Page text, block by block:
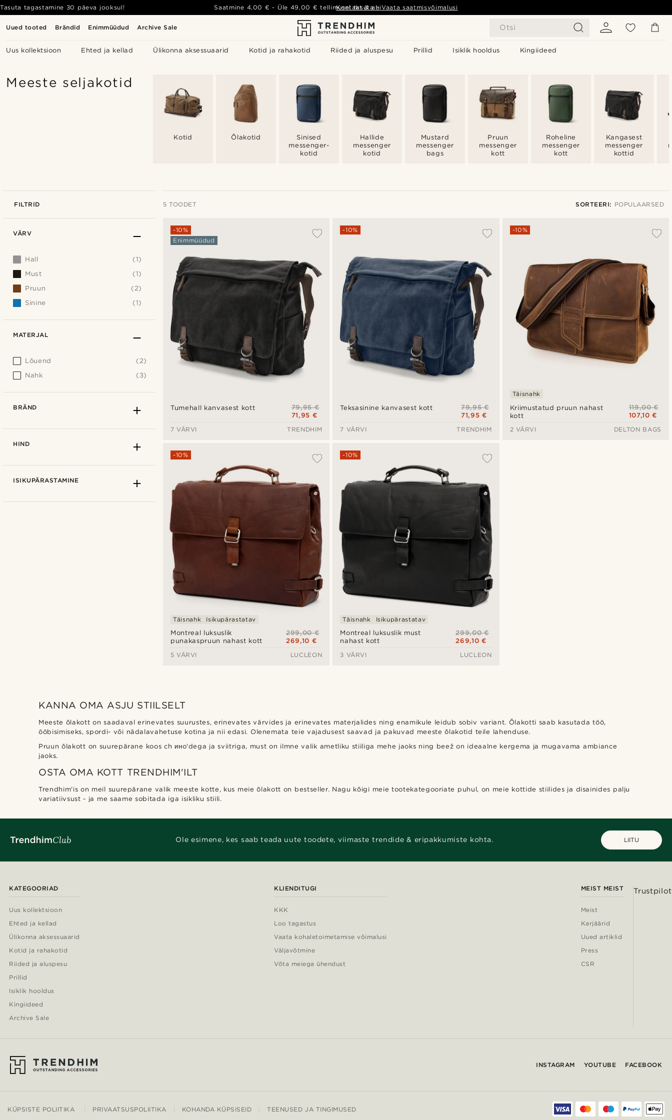
Uued tooted Brändid Enimmüüdud Archive Sale Otsi
Uus kollektsioon Ehted ja kellad Ülikonna aksessuaarid Kotid ja rahakotid Riided ja aluspesu Prillid Isiklik hooldus Kingiideed
Tasuta tagastamine 30 päeva jooksul! Saatmine 4,00 € - Üle 49,00 € tellimusel tasuta- Vaata saatmisvõimalusi
Kontakt & abi
Meeste seljakotid
Kotid Õlakotid
Sinised
messenger-
kotid
Hallide
messenger
kotid
Mustard
messenger
bags
Pruun
messenger
kott
Roheline
messenger
kott
Kangasest
messenger
kottid
FILTRID 5 TOODET SORTEERI: POPULAARSED
Madala hind
Kõrgeim hind
Tumehall kanvasest kott
-10%
Enimmüüdud
79,95 €
71,95 €
7 VÄRVI
TRENDHIM
Teksasinine kanvasest kott
-10%
79,95 €
71,95 €
7 VÄRVI
TRENDHIM
Kriimustatud pruun nahast
kott
-10%
Täisnahk
119,00 €
107,10 €
2 VÄRVI
DELTON BAGS
Montreal luksuslik
punakaspruun nahast kott
-10%
Täisnahk
Isikupärastatav
299,00 €
269,10 €
5 VÄRVI
LUCLEON
Montreal luksuslik must
nahast kott
-10%
Täisnahk
Isikupärastatav
299,00 €
269,10 €
3 VÄRVI
LUCLEON
VÄRV
Hall
(1)
Must
(1)
Pruun
(2)
Sinine
(1)
MATERJAL
Lõuend
(2)
Nahk
(3)
BRÄND
HIND
ISIKUPÄRASTAMINE
KANNA OMA ASJU STIILSELT
Meeste õlakott on saadaval erinevates suurustes, erinevates värvides ja erinevates materjalides ning enamikule leidub sobiv variant. Õlakotti saab kasutada töö,
ööbisimiseks, spordi- või nädalavahetuse kotina ja nii edasi. Olenemata teie vajadusest saavad ja pakuvad meeste õlakotid teile lahenduse.
Pruun õlakott on suurepärane koos ch инo'dega ja sviitriga, must on ilmne valik ametliku stiiliga mehe jaoks ning beež on ideaalne kergema ja mugavama ambiance
jaoks.
OSTA OMA KOTT TRENDHIM'ILT
Trendhim'is on meil suurepärane valik meeste kotte, kus meie õlakott on bestseller. Nagu kõigi meie tootekategooriate puhul, on meie kottide stiilides ja disainides palju
variatiivsust - ja me saame sobitada iga isikliku stiili.
Ole esimene, kes saab teada uute toodete, viimaste trendide & eripakkumiste kohta. LIITU
KATEGOORIAD
Uus kollektsioon
Ehted ja kellad
Ülikonna aksessuaarid
Kotid ja rahakotid
Riided ja aluspesu
Prillid
Isiklik hooldus
Kingiideed
Archive Sale
KLIENDITUGI
KKK
Loo tagastus
Vaata kohaletoimetamise võimalusi
Väljavõtmine
Võta meiega ühendust
MEIST MEIST
Meist
Karjäärid
Uued artiklid
Press
CSR
Trustpilot
INSTAGRAM YOUTUBE FACEBOOK
KÜPSISTE POLIITIKA PRIVAATSUSPOLIITIKA KOHANDA KÜPSISEID TEENUSED JA TINGIMUSED